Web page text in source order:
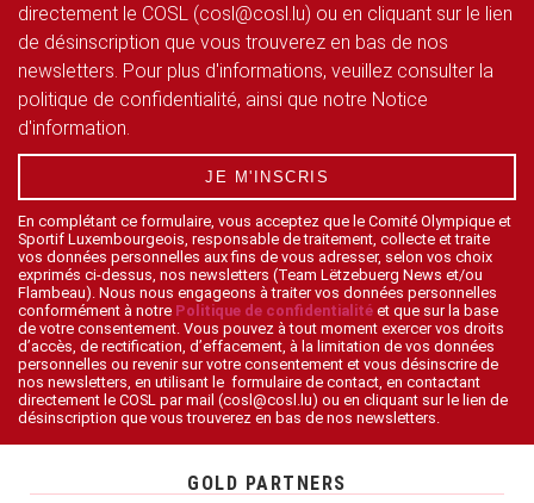
directement le COSL (cosl@cosl.lu) ou en cliquant sur le lien
de désinscription que vous trouverez en bas de nos
newsletters. Pour plus d'informations, veuillez consulter la
politique de confidentialité, ainsi que notre Notice
d'information.
JE M'INSCRIS
En complétant ce formulaire, vous acceptez que le Comité Olympique et
Sportif Luxembourgeois, responsable de traitement, collecte et traite
vos données personnelles aux fins de vous adresser, selon vos choix
exprimés ci-dessus, nos newsletters (Team Lëtzebuerg News et/ou
Flambeau). Nous nous engageons à traiter vos données personnelles
conformément à notre Politique de confidentialité et que sur la base
de votre consentement. Vous pouvez à tout moment exercer vos droits
d’accès, de rectification, d’effacement, à la limitation de vos données
personnelles ou revenir sur votre consentement et vous désinscrire de
nos newsletters, en utilisant le formulaire de contact, en contactant
directement le COSL par mail (cosl@cosl.lu) ou en cliquant sur le lien de
désinscription que vous trouverez en bas de nos newsletters.
GOLD PARTNERS